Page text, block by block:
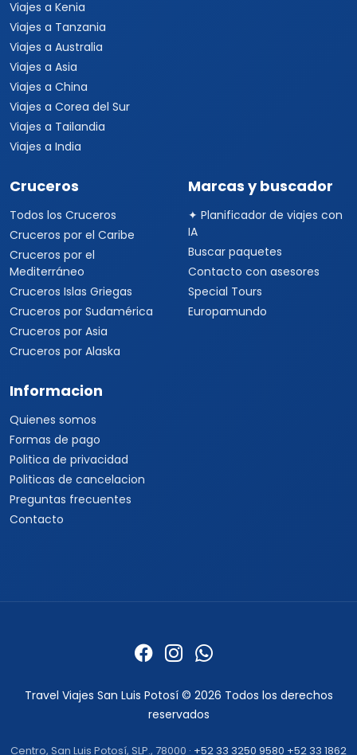
Viajes a Egipto
Viajes a Medio Oriente
Viajes a Alemania
Viajes a Suiza
Viajes a África
Viajes a Sudáfrica
Viajes a Kenia
Viajes a Tanzania
Viajes a Asia
Viajes a China
Viajes a Corea del Sur
Viajes a Tailandia
Viajes a India
Cruceros
Todos los Cruceros
Cruceros por el Caribe
Mediterráneo
Cruceros Islas Griegas
Cruceros por Sudamérica
Cruceros por Asia
Cruceros por Alaska
Marcas y buscador
Informacion
Politicas de cancelacion